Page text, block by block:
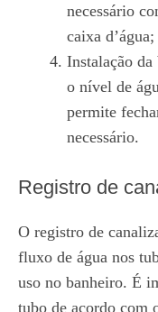
necessário
caixa d’água;
Instalação
o nível de
permite
necessário.
Registro de
O registro de
fluxo de água nos
uso no banheiro. É
tubo de acordo com